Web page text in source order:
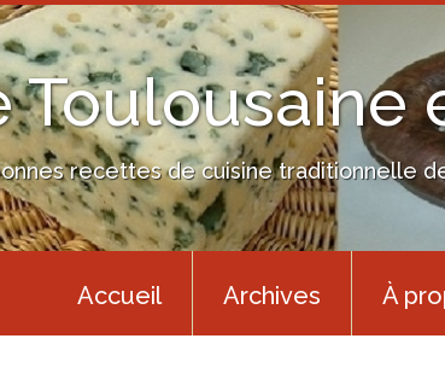
Toulousaine
recettes de cuisine traditionnelle
Accueil Archives À